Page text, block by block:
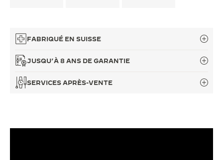
L’ODYSSÉE SIDÉRALE
LE PIONNIER DE LA PRÉCISION
VOIR LES ÉVÉNEMENTS
FABRIQUÉ EN SUISSE
JUSQU’À 8 ANS DE GARANTIE
SERVICES APRÈS-VENTE